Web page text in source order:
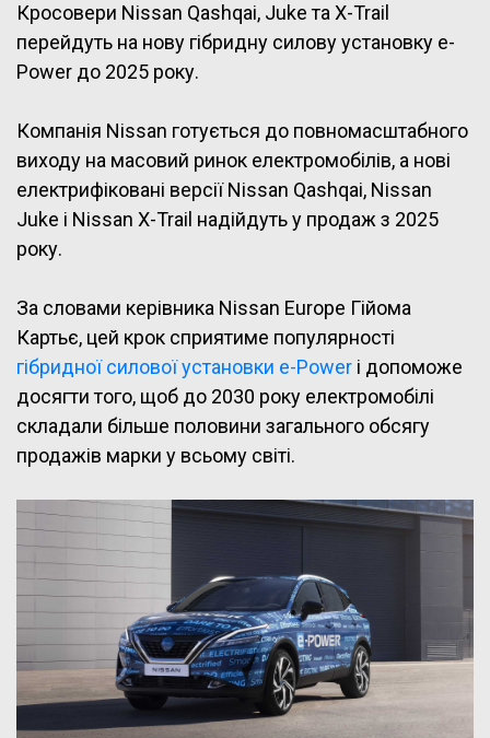
Кросовери Nissan Qashqai, Juke та X-Trail
перейдуть на нову гібридну силову установку e-
Power до 2025 року.
Компанія Nissan готується до повномасштабного
виходу на масовий ринок електромобілів, а нові
електрифіковані версії Nissan Qashqai, Nissan
Juke і Nissan X-Trail надійдуть у продаж з 2025
року.
За словами керівника Nissan Europe Гійома
Картьє, цей крок сприятиме популярності
гібридної силової установки e-Power і допоможе
досягти того, щоб до 2030 року електромобілі
складали більше половини загального обсягу
продажів марки у всьому світі.